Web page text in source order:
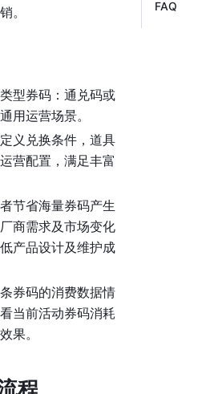
。
型券码：通兑码或
用运营场景。
义兑换条件，道具
营配置，满足丰富
节省海量券码产生
商需求及市场变化
产品设计及维护成
券码的消费数据情
当前活动券码消耗
果。
程
FAQ